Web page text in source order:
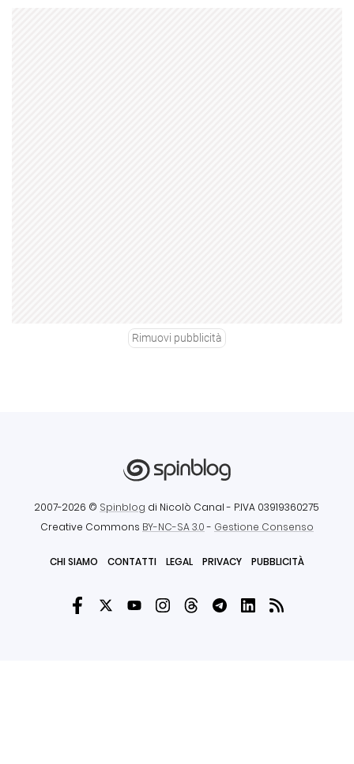
Rimuovi pubblicità
2007-2026 © Spinblog di Nicolò Canal - P.IVA 03919360275
Creative Commons BY-NC-SA 3.0- Gestione Consenso
CHI SIAMO CONTATTI LEGAL PRIVACY PUBBLICITÀ